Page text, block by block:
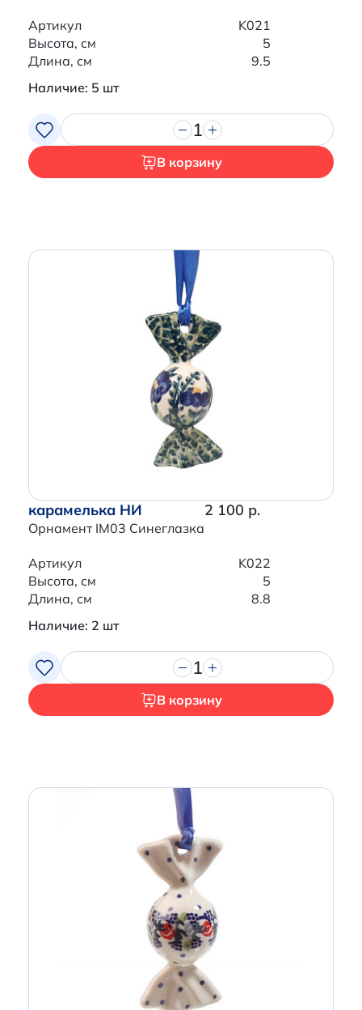
Артикул
K021
Высота, см
5
Длина, см
9.5
Наличие: 5 шт
1
В корзину
карамелька НИ
Орнамент IM03 Синеглазка
2 100 р.
Артикул
K022
Высота, см
5
Длина, см
8.8
Наличие: 2 шт
1
В корзину